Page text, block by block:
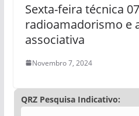
Sexta-feira técnica
radioamadorismo e
associativa
Novembro 7, 2024
QRZ Pesquisa Indicativo: